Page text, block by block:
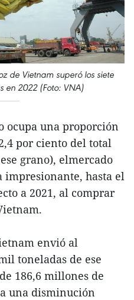
de Vietnam superó los siete
en 2022 (Foto: VNA)
ocupa una proporción
por ciento del total
grano), elmercado
impresionante, hasta el
a 2021, al comprar
envió al
toneladas de ese
186,6 millones de
una disminución